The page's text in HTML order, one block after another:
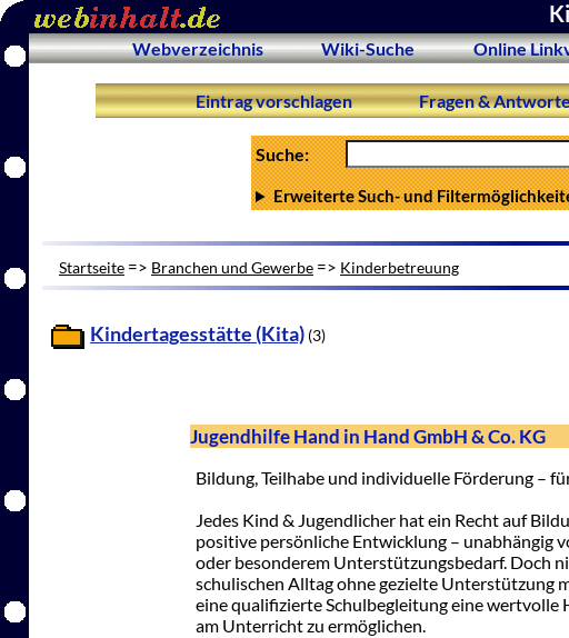
Webverzeichnis Wiki-Suche Online
Eintrag vorschlagen Fragen &
Suche:
Erweiterte Such- und
Startseite => Branchen und Gewerbe => Kinderbetreuung
Kindertagesstätte (Kita) (3)
Jugendhilfe Hand in Hand GmbH & Co. KG
Bildung, Teilhabe und individuelle Förderung –
Jedes Kind & Jugendlicher hat ein Recht auf
positive persönliche Entwicklung – unabhängig
oder besonderem Unterstützungsbedarf. Doch
schulischen Alltag ohne gezielte Unterstützung
eine qualifizierte Schulbegleitung eine wertvolle
am Unterricht zu ermöglichen.